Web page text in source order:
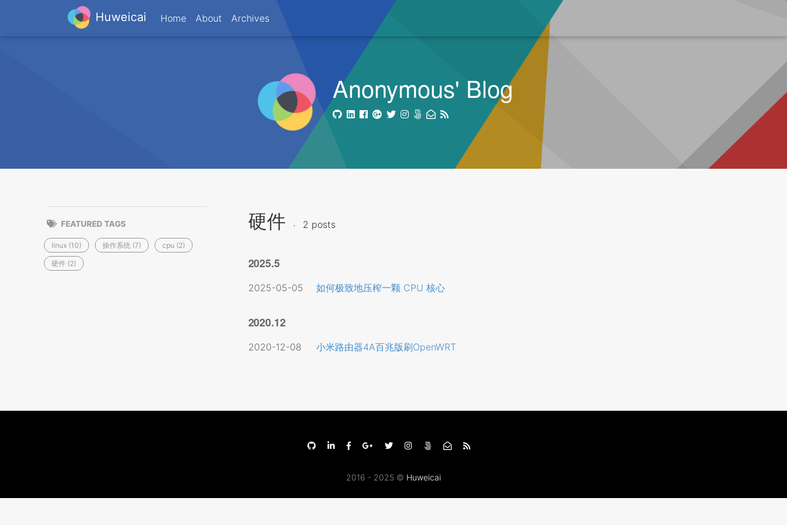
Huweicai Home About Archives
Anonymous' Blog
FEATURED TAGS
linux (10) 操作系统 (7) cpu (2)
硬件 (2)
硬件 2 posts
2025.5
2025-05-05 如何极致地压榨一颗 CPU 核心
2020.12
2020-12-08 小米路由器4A百兆版刷OpenWRT
2016 - 2025 © Huweicai